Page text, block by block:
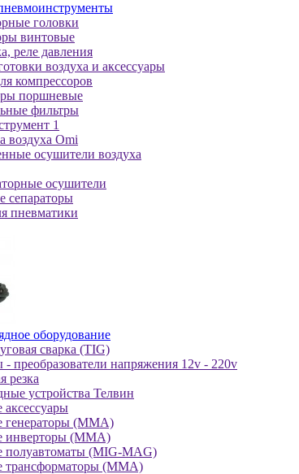
гoлoвки
винтoвыe
реле давления
воздуха и аксессуары
компрессоров
поршневые
фильтры
1
воздуха Omi
осушители воздуха
осушители
сепараторы
пневматики
оборудование
сварка (TIG)
преобразователи напряжения 12v - 220v
резка
устройства Телвин
генераторы (MMA)
инверторы (MMA)
полуавтоматы (MIG-MAG)
трансформаторы (MMA)